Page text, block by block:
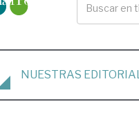
NUESTRAS